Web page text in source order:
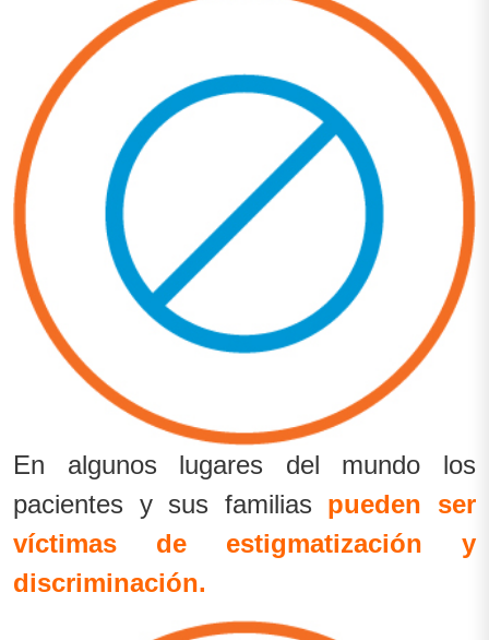
En algunos lugares del mundo los
pacientes y sus familias pueden ser
víctimas de estigmatización y
discriminación.